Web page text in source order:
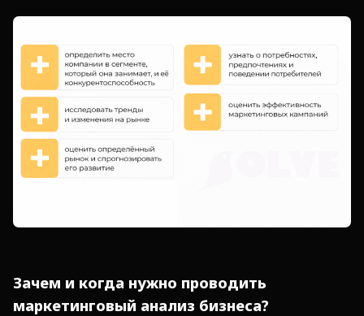
Зачем и когда нужно проводить
маркетинговый анализ бизнеса?